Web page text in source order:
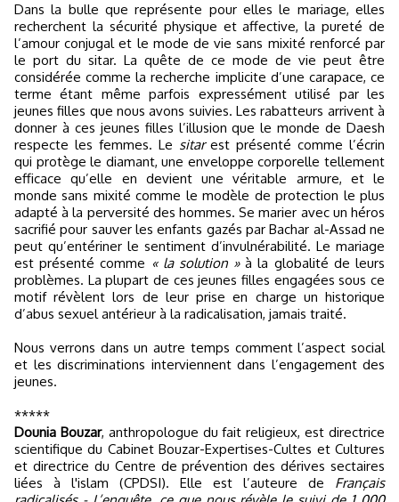
Dans la bulle que représente pour elles le mariage, elles
recherchent la sécurité physique et affective, la pureté de
l’amour conjugal et le mode de vie sans mixité renforcé par
le port du sitar. La quête de ce mode de vie peut être
considérée comme la recherche implicite d’une carapace, ce
terme étant même parfois expressément utilisé par les
jeunes filles que nous avons suivies. Les rabatteurs arrivent à
donner à ces jeunes filles l’illusion que le monde de Daesh
respecte les femmes. Le sitarest présenté comme l’écrin
qui protège le diamant, une enveloppe corporelle tellement
efficace qu’elle en devient une véritable armure, et le
monde sans mixité comme le modèle de protection le plus
adapté à la perversité des hommes. Se marier avec un héros
sacrifié pour sauver les enfants gazés par Bachar al-Assad ne
peut qu’entériner le sentiment d’invulnérabilité. Le mariage
est présenté comme « la solution »à la globalité de leurs
problèmes. La plupart de ces jeunes filles engagées sous ce
motif révèlent lors de leur prise en charge un historique
d’abus sexuel antérieur à la radicalisation, jamais traité.
Nous verrons dans un autre temps comment l’aspect social
et les discriminations interviennent dans l’engagement des
jeunes.
*****
Dounia Bouzar, anthropologue du fait religieux, est directrice
scientifique du Cabinet Bouzar-Expertises-Cultes et Cultures
et directrice du Centre de prévention des dérives sectaires
liées à l'islam (CPDSI). Elle est l’auteure de Français